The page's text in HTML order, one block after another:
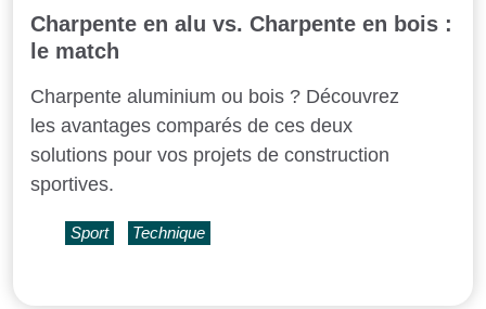
Charpente en alu vs. Charpente en bois :
le match
Charpente aluminium ou bois ? Découvrez
les avantages comparés de ces deux
solutions pour vos projets de construction
sportives.
Sport Technique